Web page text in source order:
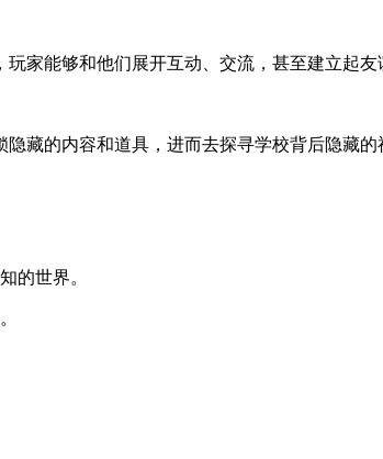
家能够和他们展开互动、交流，甚至建立起友
藏的内容和道具，进而去探寻学校背后隐藏的
的世界。